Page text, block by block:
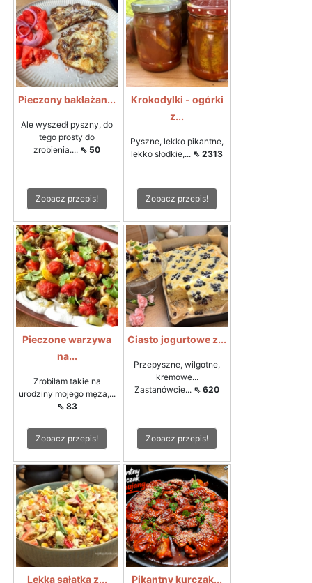
Pieczony bakłażan...
Ale wyszedł pyszny, do
tego prosty do
zrobienia.... ⇖ 50
Zobacz przepis!
Krokodylki - ogórki
z...
Pyszne, lekko pikantne,
lekko słodkie,... ⇖ 2313
Zobacz przepis!
Pieczone warzywa
na...
Zrobiłam takie na
urodziny mojego męża,...
⇖ 83
Zobacz przepis!
Ciasto jogurtowe z...
Przepyszne, wilgotne,
kremowe...
Zastanówcie... ⇖ 620
Zobacz przepis!
Lekka sałatka z... Pikantny kurczak...